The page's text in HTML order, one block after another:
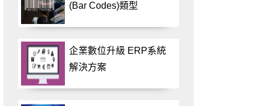
(Bar Codes)類型
企業數位升級 ERP系統
解決方案